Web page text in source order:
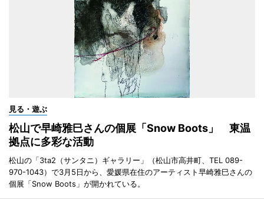
見る・遊ぶ
松山で早崎雅巳さんの個展「Snow Boots」 東温
拠点に多彩な活動
松山の「3ta2（サンタニ）ギャラリー」（松山市高井町、TEL 089-
970-1043）で3月5日から、愛媛県在住のアーティスト早崎雅巳さんの
個展「Snow Boots」が開かれている。